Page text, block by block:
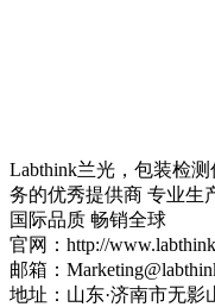
Labthink兰光，包装检
务的优秀提供商 专业生
国际品质 畅销全球
官网：http://
邮箱：
地址：山东·济南市无影